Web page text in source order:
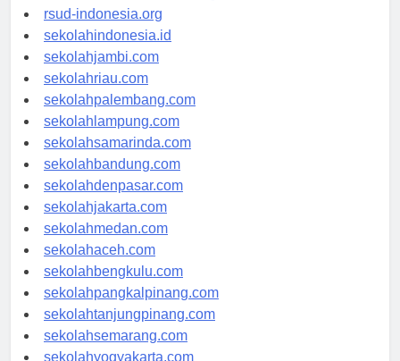
rsudkisaran-asahankab.org
rsud-indonesia.org
sekolahindonesia.id
sekolahjambi.com
sekolahriau.com
sekolahpalembang.com
sekolahlampung.com
sekolahsamarinda.com
sekolahbandung.com
sekolahdenpasar.com
sekolahjakarta.com
sekolahmedan.com
sekolahaceh.com
sekolahbengkulu.com
sekolahpangkalpinang.com
sekolahtanjungpinang.com
sekolahsemarang.com